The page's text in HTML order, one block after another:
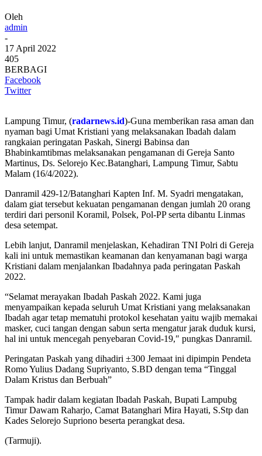
Oleh
admin
-
17 April 2022
405
BERBAGI
Facebook
Twitter
Lampung Timur, (radarnews.id)-Guna memberikan rasa aman dan
nyaman bagi Umat Kristiani yang melaksanakan Ibadah dalam
rangkaian peringatan Paskah, Sinergi Babinsa dan
Bhabinkamtibmas melaksanakan pengamanan di Gereja Santo
Martinus, Ds. Selorejo Kec.Batanghari, Lampung Timur, Sabtu
Malam (16/4/2022).
Danramil 429-12/Batanghari Kapten Inf. M. Syadri mengatakan,
dalam giat tersebut kekuatan pengamanan dengan jumlah 20 orang
terdiri dari personil Koramil, Polsek, Pol-PP serta dibantu Linmas
desa setempat.
Lebih lanjut, Danramil menjelaskan, Kehadiran TNI Polri di Gereja
kali ini untuk memastikan keamanan dan kenyamanan bagi warga
Kristiani dalam menjalankan Ibadahnya pada peringatan Paskah
2022.
“Selamat merayakan Ibadah Paskah 2022. Kami juga
menyampaikan kepada seluruh Umat Kristiani yang melaksanakan
Ibadah agar tetap mematuhi protokol kesehatan yaitu wajib memakai
masker, cuci tangan dengan sabun serta mengatur jarak duduk kursi,
hal ini untuk mencegah penyebaran Covid-19,″ pungkas Danramil.
Peringatan Paskah yang dihadiri ±300 Jemaat ini dipimpin Pendeta
Romo Yulius Dadang Supriyanto, S.BD dengan tema “Tinggal
Dalam Kristus dan Berbuah”
Tampak hadir dalam kegiatan Ibadah Paskah, Bupati Lampubg
Timur Dawam Raharjo, Camat Batanghari Mira Hayati, S.Stp dan
Kades Selorejo Supriono beserta perangkat desa.
(Tarmuji).